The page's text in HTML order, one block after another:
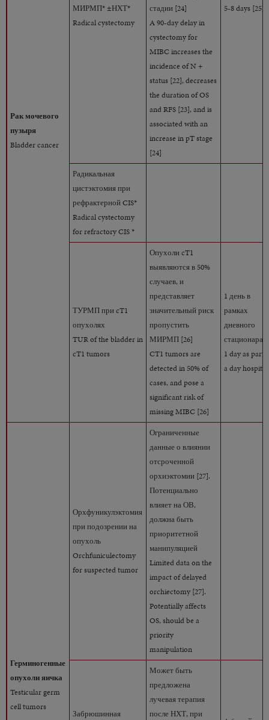
Рак мочевого
пузыря
Bladder cancer
МИРМП* ±НХТ*
Radical cystectomy
стадии [24]
A 90-day delay in
cystectomy for
MIBC increases the
incidence of N +
status [22], decreases
the duration of OS
and RFS [23], and is
associated with an
increase in pT stage
[24]
5-8 days [25]
Радикальная
цистэктомия при
рефрактерной CIS*
Radical cystectomy
for refractory CIS *
ТУРМП при cT1
опухолях
TUR of the bladder in
cT1 tumors
Опухоли cT1
выявляются в 50%
случаев, и
представляет
значительный риск
пропустить
МИРМП [26]
CT1 tumors are
detected in 50% of
cases, and pose a
significant risk of
missing MIBC [26]
1 день в
рамках
дневного
стационара
1 day as part
a day hospital
Герминогенные
опухоли яичка
Testicular germ
cell tumors
Орхфуникулэктомия
при подозрении на
опухоль
Orchfuniculectomy
for suspected tumor
Ограниченные
данные о влиянии
отсроченной
орхиэктомии [27].
Потенциально
влияет на ОВ,
должна быть
приоритетной
манипуляцией
Limited data on the
impact of delayed
orchiectomy [27].
Potentially affects
OS, should be a
priority
manipulation
Забрюшинная
Может быть
предложена
лучевая терапия
после НХТ, при